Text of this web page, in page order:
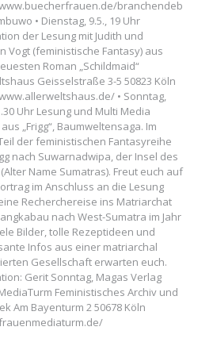
branchendeb
• Dienstag, 9.5., 19 Uhr
der Lesung mit Judith und
Vogt (feministische Fantasy) aus
Roman „Schildmaid“
Geisselstraße 3-5 50823 Köln
• Sonntag,
Uhr Lesung und Multi Media
„Frigg“, Baumweltensaga. Im
der feministischen Fantasyreihe
nach Suwarnadwipa, der Insel des
Name Sumatras). Freut euch auf
im Anschluss an die Lesung
Recherchereise ins Matriarchat
nach West-Sumatra im Jahr
Bilder, tolle Rezeptideen und
Infos aus einer matriarchal
Gesellschaft erwarten euch.
Gerit Sonntag, Magas Verlag
Feministisches Archiv und
Am Bayenturm 2 50678 Köln